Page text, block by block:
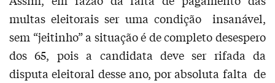
multas eleitorais ser uma condição insanável,
sem “jeitinho” a situação é de completo desespero
dos 65, pois a candidata deve ser rifada da
disputa eleitoral desse ano, por absoluta falta de